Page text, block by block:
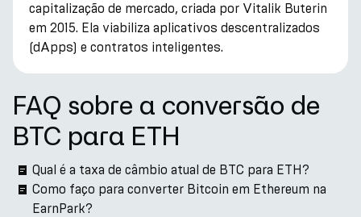
capitalização de mercado, criada por Vitalik Buterin
em 2015. Ela viabiliza aplicativos descentralizados
(dApps) e contratos inteligentes.
FAQ sobre a conversão de
BTC para ETH
Qual é a taxa de câmbio atual de BTC para ETH?
Como faço para converter Bitcoin em Ethereum na
EarnPark?